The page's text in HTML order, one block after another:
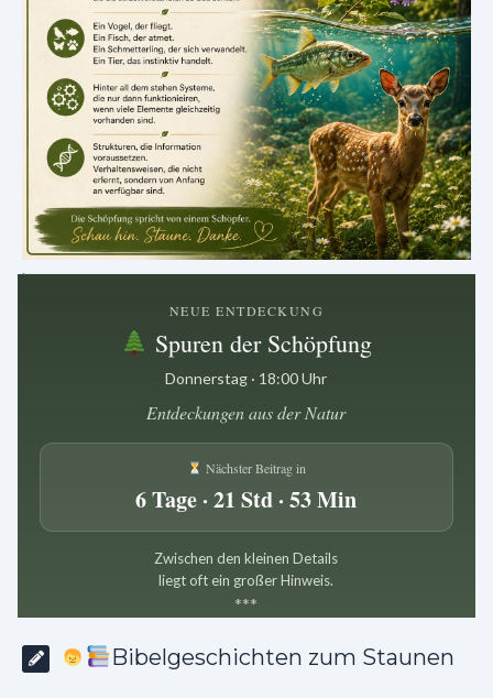
.
NEUE ENTDECKUNG
Spuren der Schöpfung
Donnerstag · 18:00 Uhr
Entdeckungen aus der Natur
Nächster Beitrag in
6 Tage · 21 Std · 53 Min
Zwischen den kleinen Details
liegt oft ein großer Hinweis.
***
Bibelgeschichten zum Staunen